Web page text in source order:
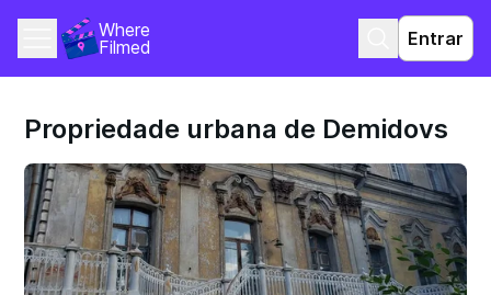
Where
Filmed
Entrar
Propriedade urbana de Demidovs